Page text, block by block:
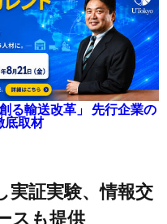
る輸送改革」 先行企業の
底取材
スも提供